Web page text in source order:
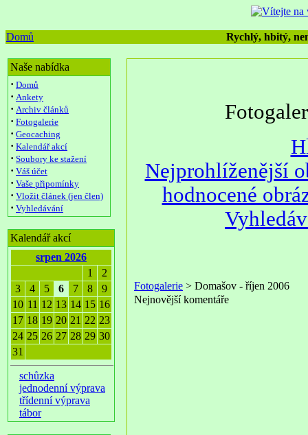
Domů Rychlý, hbitý,
Naše nabídka
· Domů
· Ankety
· Archiv článků
· Fotogalerie
· Geocaching
· Kalendář akcí
· Soubory ke stažení
· Váš účet
· Vaše připomínky
· Vložit článek (jen člen)
· Vyhledávání
Kalendář akcí
srpen 2026
1
2
3
4 5 6 7 8
9
10 11 12 13 14 15 16
17 18 19 20 21 22 23
24 25 26 27 28 29 30
31
schůzka
jednodenní výprava
třídenní výprava
tábor
Nejprohlíženější
hodnocené
Fotogalerie > Domašov - říjen 2006
Nejnovější komentáře